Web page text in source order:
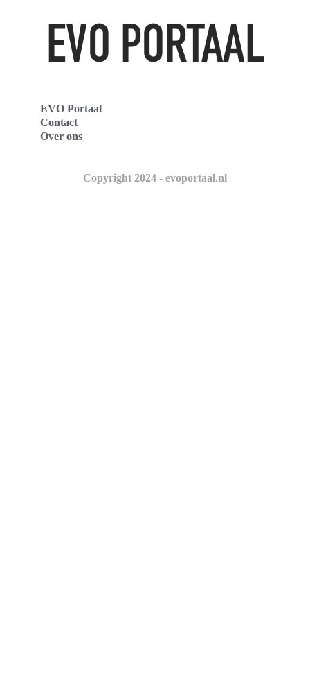
EVO Portaal
Contact
Over ons
Copyright 2024 - evoportaal.nl